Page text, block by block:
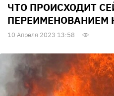
ЧТО ПРОИСХОДИТ
ПЕРЕИМЕНОВАНИЕМ
10 Апреля 2023 13:58